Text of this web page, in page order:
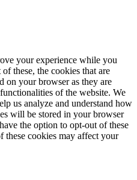
your experience while you
these, the cookies that are
on your browser as they are
of the website. We
us analyze and understand how
will be stored in your browser
the option to opt-out of these
these cookies may affect your